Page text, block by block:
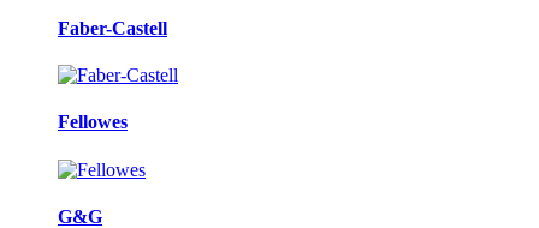
Faber-Castell
Fellowes
G&G